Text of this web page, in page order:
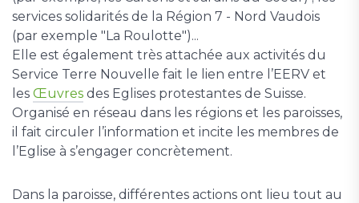
services solidarités de la Région 7 - Nord Vaudois
(par exemple "La Roulotte")...
Elle est également très attachée aux activités du
Service Terre Nouvelle fait le lien entre l’EERV et
les Œuvres des Eglises protestantes de Suisse.
Organisé en réseau dans les régions et les paroisses,
il fait circuler l’information et incite les membres de
l’Eglise à s’engager concrètement.
Dans la paroisse, différentes actions ont lieu tout au